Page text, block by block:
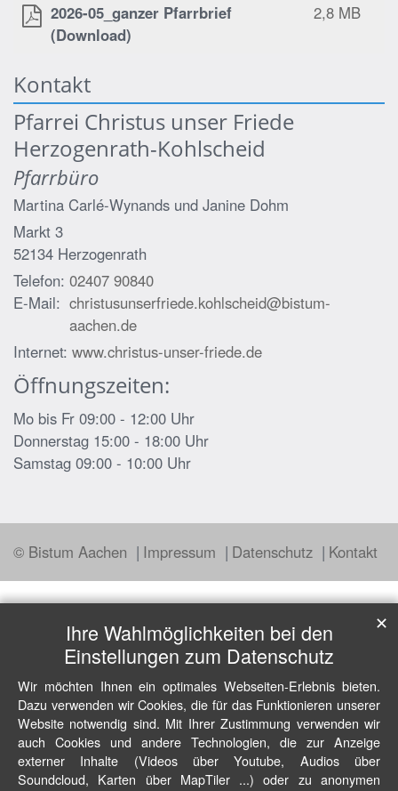
2026-05_ganzer Pfarrbrief
(Download)
2,8 MB
Kontakt
Pfarrei Christus unser Friede
Herzogenrath-Kohlscheid
Pfarrbüro
Martina Carlé-Wynands und Janine Dohm
Markt 3
52134 Herzogenrath
Telefon: 02407 90840
E-Mail: christusunserfriede.kohlscheid@bistum-
aachen.de
Internet: www.christus-unser-friede.de
Öffnungszeiten:
Mo bis Fr 09:00 - 12:00 Uhr
Donnerstag 15:00 - 18:00 Uhr
Samstag 09:00 - 10:00 Uhr
© Bistum Aachen Impressum Datenschutz Kontakt
Ihre Wahlmöglichkeiten bei den
Einstellungen zum Datenschutz
Wir möchten Ihnen ein optimales Webseiten-Erlebnis bieten.
Dazu verwenden wir Cookies, die für das Funktionieren unserer
Website notwendig sind. Mit Ihrer Zustimmung verwenden wir
auch Cookies und andere Technologien, die zur Anzeige
externer Inhalte (Videos über Youtube, Audios über
Soundcloud, Karten über MapTiler ...) oder zu anonymen
✕